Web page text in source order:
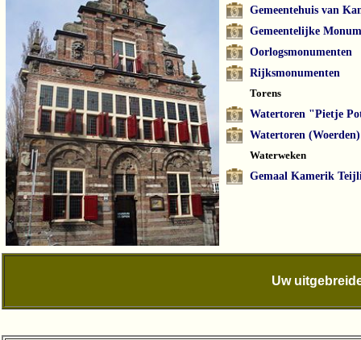
Gemeentehuis van
Gemeentelijke
Oorlogsmonumenten
Rijksmonumenten
Torens
Watertoren "Pietje
Watertoren (Woerden)
Waterweken
Gemaal Kamerik
Uw